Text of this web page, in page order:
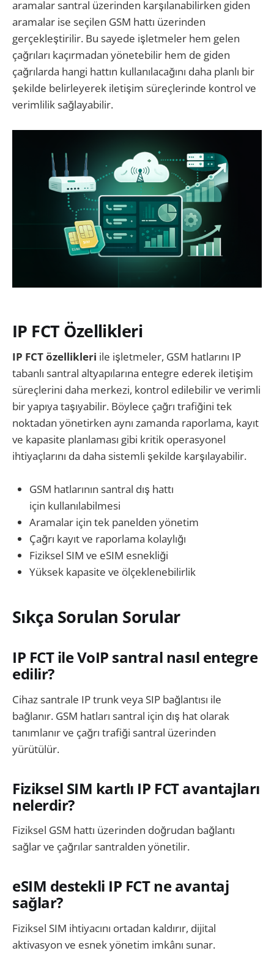
aramalar santral üzerinden karşılanabilirken giden
aramalar ise seçilen GSM hattı üzerinden
gerçekleştirilir. Bu sayede işletmeler hem gelen
çağrıları kaçırmadan yönetebilir hem de giden
çağrılarda hangi hattın kullanılacağını daha planlı bir
şekilde belirleyerek iletişim süreçlerinde kontrol ve
verimlilik sağlayabilir.
IP FCT Özellikleri
IP FCT özellikleri ile işletmeler, GSM hatlarını IP
tabanlı santral altyapılarına entegre ederek iletişim
süreçlerini daha merkezi, kontrol edilebilir ve verimli
bir yapıya taşıyabilir. Böylece çağrı trafiğini tek
noktadan yönetirken aynı zamanda raporlama, kayıt
ve kapasite planlaması gibi kritik operasyonel
ihtiyaçlarını da daha sistemli şekilde karşılayabilir.
GSM hatlarının santral dış hattı
için kullanılabilmesi
Aramalar için tek panelden yönetim
Çağrı kayıt ve raporlama kolaylığı
Fiziksel SIM ve eSIM esnekliği
Yüksek kapasite ve ölçeklenebilirlik
Sıkça Sorulan Sorular
IP FCT ile VoIP santral nasıl entegre
edilir?
Cihaz santrale IP trunk veya SIP bağlantısı ile
bağlanır. GSM hatları santral için dış hat olarak
tanımlanır ve çağrı trafiği santral üzerinden
yürütülür.
Fiziksel SIM kartlı IP FCT avantajları
nelerdir?
Fiziksel GSM hattı üzerinden doğrudan bağlantı
sağlar ve çağrılar santralden yönetilir.
eSIM destekli IP FCT ne avantaj
sağlar?
Fiziksel SIM ihtiyacını ortadan kaldırır, dijital
aktivasyon ve esnek yönetim imkânı sunar.